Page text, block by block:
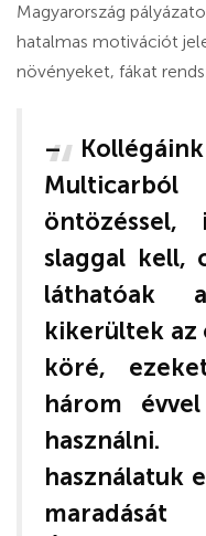
Magyarország
hatalmas motivációt
növényeket, fákat
–
slaggal kell,
láthatóak
kikerültek az
köré,
három
használatuk